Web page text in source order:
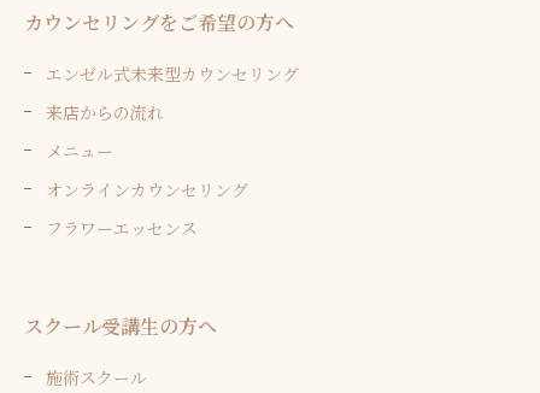
カウンセリングをご希望の方へ
エンゼル式未来型カウンセリング
来店からの流れ
メニュー
オンラインカウンセリング
フラワーエッセンス
スクール受講生の方へ
施術スクール